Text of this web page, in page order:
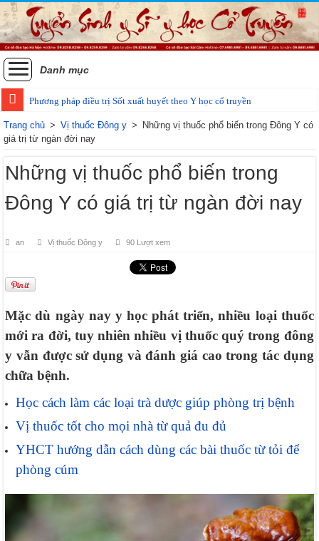
Danh mục
Phương pháp điều trị Sốt xuất huyết theo Y học cổ truyền
Trang chủ > Vị thuốc Đông y > Những vị thuốc phổ biến trong Đông Y có
giá trị từ ngàn đời nay
Những vị thuốc phổ biến trong
Đông Y có giá trị từ ngàn đời nay
an Vị thuốc Đông y 90 Lượt xem
Mặc dù ngày nay y học phát triển, nhiều loại thuốc
mới ra đời, tuy nhiên nhiều vị thuốc quý trong đông
y vẫn được sử dụng và đánh giá cao trong tác dụng
chữa bệnh.
Học cách làm các loại trà dược giúp phòng trị bệnh
Vị thuốc tốt cho mọi nhà từ quả đu đủ
YHCT hướng dẫn cách dùng các bài thuốc từ tỏi để
phòng cúm